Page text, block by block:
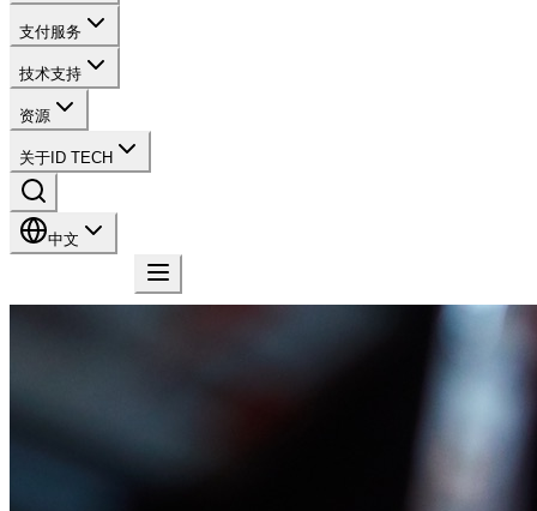
支付服务
技术支持
资源
关于ID TECH
中文